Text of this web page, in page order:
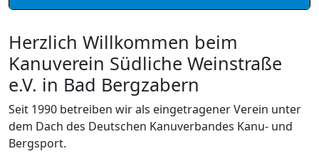
Herzlich Willkommen beim
Kanuverein Südliche Weinstraße
e.V. in Bad Bergzabern
Seit 1990 betreiben wir als eingetragener Verein unter
dem Dach des Deutschen Kanuverbandes Kanu- und
Bergsport.